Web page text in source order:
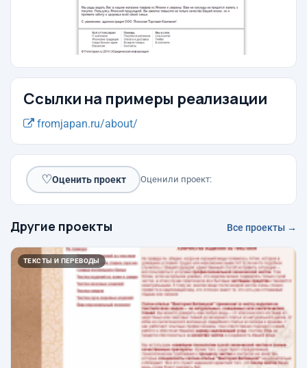
Ссылки на примеры реализации
fromjapan.ru/about/
♡Оценить проект Оценили проект:
Другие проекты Все проекты →
ТЕКСТЫ И ПЕРЕВОДЫ